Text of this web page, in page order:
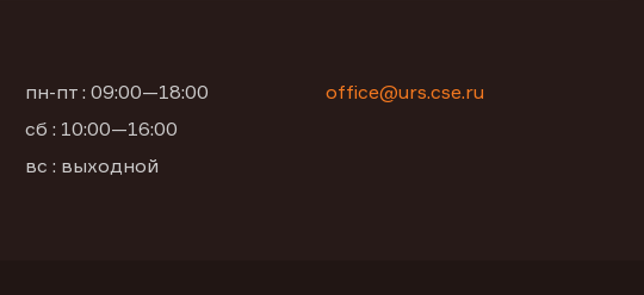
пн-пт : 09:00—18:00
сб : 10:00—16:00
вс : выходной
office@urs.cse.ru